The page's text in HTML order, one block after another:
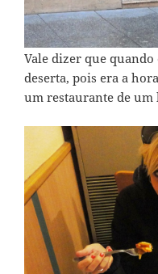
Vale dizer que quando
deserta, pois era a
um restaurante de